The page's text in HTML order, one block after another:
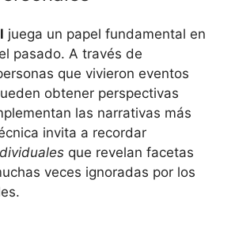
juega un papel fundamental en
pasado. A través de
que vivieron eventos
obtener perspectivas
las narrativas más
invita a recordar
que revelan facetas
veces ignoradas por los